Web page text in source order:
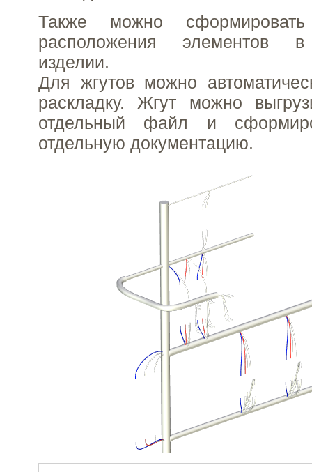
Также можно
расположения элементов в
изделии.
Для жгутов можно
раскладку. Жгут можно
отдельный файл и
отдельную документацию.